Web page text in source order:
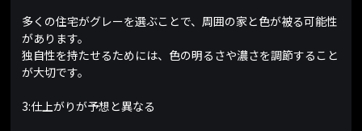
多くの住宅がグレーを選ぶことで、周囲の家と色が被る可能性
があります。
独自性を持たせるためには、色の明るさや濃さを調節すること
が大切です。
3:仕上がりが予想と異なる